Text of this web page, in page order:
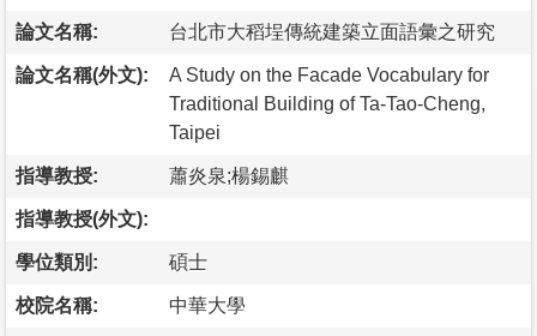
論文名稱: 台北市大稻埕傳統建築立面語彙之研究
論文名稱(外文):
A Study on the Facade Vocabulary for
Traditional Building of Ta-Tao-Cheng,
Taipei
指導教授: 蕭炎泉;楊錫麒
指導教授(外文):
學位類別: 碩士
校院名稱: 中華大學